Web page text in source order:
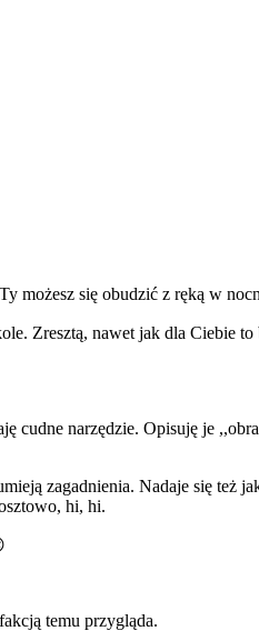
możesz się obudzić z ręką w
Zresztą, nawet jak dla Ciebie
cudne narzędzie. Opisuję je
zagadnienia. Nadaje się
hi, hi.
temu przygląda.